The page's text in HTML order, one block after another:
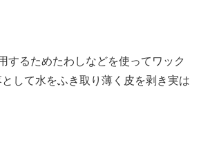
するためたわしなどを使ってワック
して水をふき取り薄く皮を剥き実は